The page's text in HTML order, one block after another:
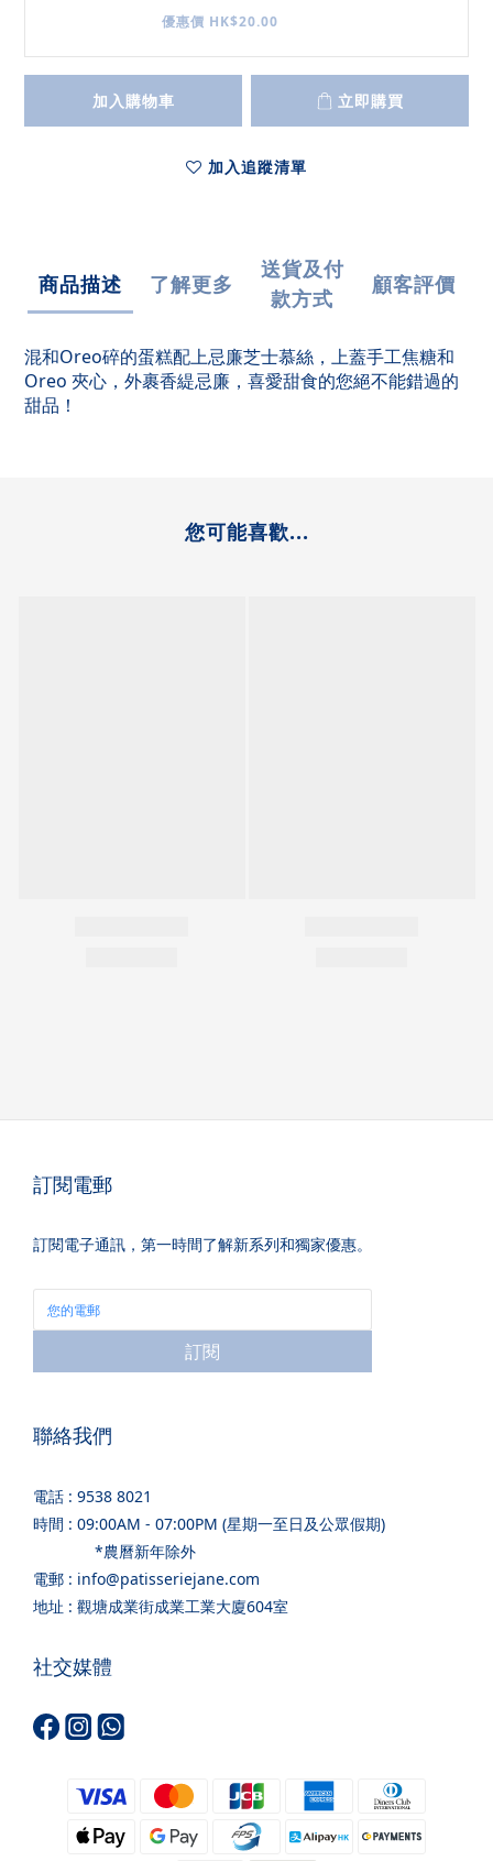
優惠價 HK$20.00
加入購物車 立即購買
加入追蹤清單
商品描述 了解更多
送貨及付
款方式
顧客評價
混和Oreo碎的蛋糕配上忌廉芝士慕絲，上蓋手工焦糖和
Oreo 夾心，外裹香緹忌廉，喜愛甜食的您絕不能錯過的
甜品！
您可能喜歡...
訂閱電郵
訂閱電子通訊，第一時間了解新系列和獨家優惠。
訂閱
聯絡我們
電話 : 9538 8021
時間 : 09:00AM - 07:00PM (星期一至日及公眾假期)
*農曆新年除外
電郵 : info@patisseriejane.com
地址 : 觀塘成業街成業工業大廈604室
社交媒體